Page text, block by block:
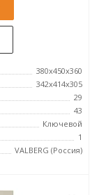
380x450x360
342х414х305
29
43
Ключевой
1
VALBERG (Россия)